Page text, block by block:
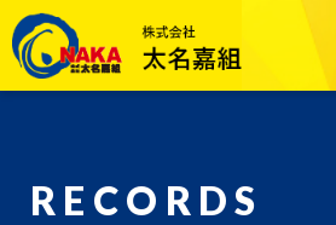
RECORDS